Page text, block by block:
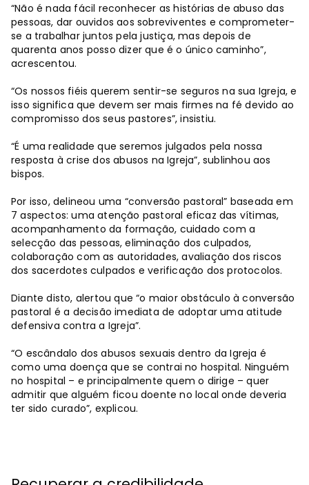
“Não é nada fácil reconhecer as histórias de abuso das
pessoas, dar ouvidos aos sobreviventes e comprometer-
se a trabalhar juntos pela justiça, mas depois de
quarenta anos posso dizer que é o único caminho”,
acrescentou.
“Os nossos fiéis querem sentir-se seguros na sua Igreja, e
isso significa que devem ser mais firmes na fé devido ao
compromisso dos seus pastores”, insistiu.
“É uma realidade que seremos julgados pela nossa
resposta à crise dos abusos na Igreja”, sublinhou aos
bispos.
Por isso, delineou uma “conversão pastoral” baseada em
7 aspectos: uma atenção pastoral eficaz das vítimas,
acompanhamento da formação, cuidado com a
selecção das pessoas, eliminação dos culpados,
colaboração com as autoridades, avaliação dos riscos
dos sacerdotes culpados e verificação dos protocolos.
Diante disto, alertou que “o maior obstáculo à conversão
pastoral é a decisão imediata de adoptar uma atitude
defensiva contra a Igreja”.
“O escândalo dos abusos sexuais dentro da Igreja é
como uma doença que se contrai no hospital. Ninguém
no hospital – e principalmente quem o dirige – quer
admitir que alguém ficou doente no local onde deveria
ter sido curado”, explicou.